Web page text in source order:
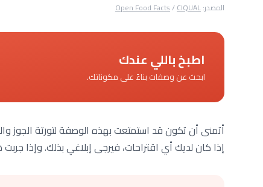
المصدر: Open Food Facts/CIQUAL
اطبخ باللي عندك
ابحث عن وصفات بناءً على مكوناتك.
أتمنى أن تكون قد استمتعت بهذه الوصفة لتورتة الجوز
إذا كان لديك أي اقتراحات، فيرجى إبلاغي بذلك. وإذا